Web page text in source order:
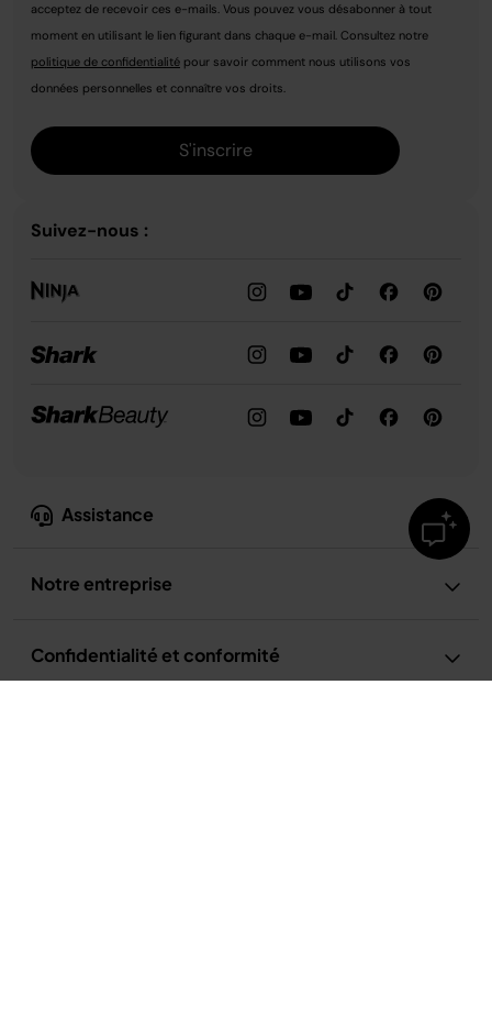
Assistance
Notre entreprise
Confidentialité et conformité
acceptez de recevoir ces e-mails. Vous pouvez vous désabonner à tout
moment en utilisant le lien figurant dans chaque e-mail. Consultez notre
politique de confidentialité pour savoir comment nous utilisons vos
données personnelles et connaître vos droits.
S'inscrire
Suivez-nous :